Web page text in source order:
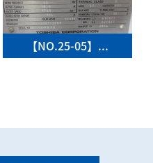
【NO.25-05】...